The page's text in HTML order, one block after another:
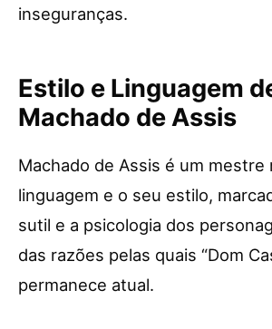
inseguranças.
Estilo e Linguagem
Machado de Assis
Machado de Assis é um mestre
linguagem e o seu estilo,
sutil e a psicologia dos
das razões pelas quais “Dom
permanece atual.